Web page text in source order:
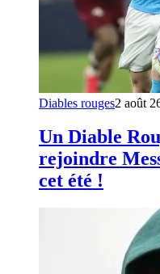
Diables rouges2 août
Un Diable
rejoindre
cet été !